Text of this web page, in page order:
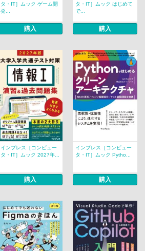
タ・IT］ムック ゲーム開
発...
購入
タ・IT］ムック はじめて
で...
購入
インプレス［コンピュー
タ・IT］ムック 2027年...
購入
インプレス［コンピュー
タ・IT］ムック Pytho...
購入